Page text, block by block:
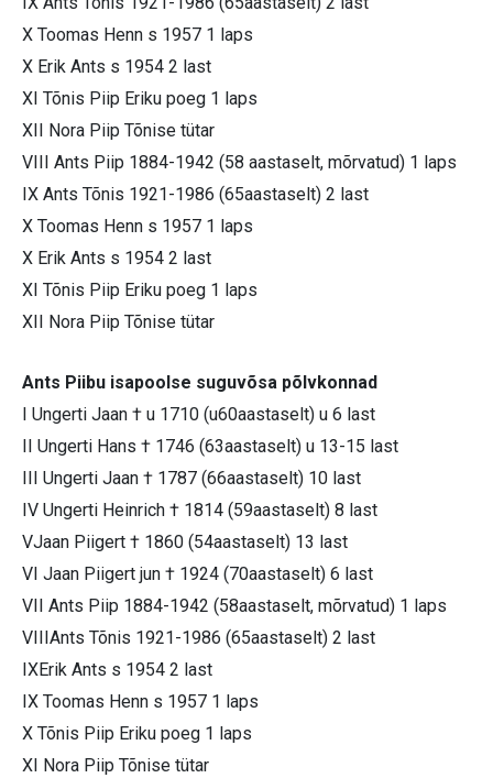
X Toomas Henn s 1957 1 laps
X Erik Ants s 1954 2 last
XI Tõnis Piip Eriku poeg 1 laps
XII Nora Piip Tõnise tütar
VIII Ants Piip 1884-1942 (58 aastaselt, mõrvatud) 1 laps
IX Ants Tõnis 1921-1986 (65aastaselt) 2 last
X Toomas Henn s 1957 1 laps
X Erik Ants s 1954 2 last
XI Tõnis Piip Eriku poeg 1 laps
XII Nora Piip Tõnise tütar
Ants Piibu isapoolse suguvõsa põlvkonnad
I Ungerti Jaan † u 1710 (u60aastaselt) u 6 last
II Ungerti Hans † 1746 (63aastaselt) u 13-15 last
III Ungerti Jaan † 1787 (66aastaselt) 10 last
IV Ungerti Heinrich † 1814 (59aastaselt) 8 last
VJaan Piigert † 1860 (54aastaselt) 13 last
VI Jaan Piigert jun † 1924 (70aastaselt) 6 last
VII Ants Piip 1884-1942 (58aastaselt, mõrvatud) 1 laps
VIIIAnts Tõnis 1921-1986 (65aastaselt) 2 last
IXErik Ants s 1954 2 last
IX Toomas Henn s 1957 1 laps
X Tõnis Piip Eriku poeg 1 laps
XI Nora Piip Tõnise tütar